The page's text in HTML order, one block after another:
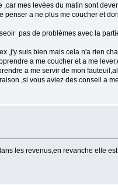
mes levées du matin sont
a ne plus me coucher et
pas de problèmes avec la
,j'y suis bien mais cela n'a rien
a me coucher et a me
a me servir de mon
,si vous aviez des conseil a
les revenus,en revanche elle